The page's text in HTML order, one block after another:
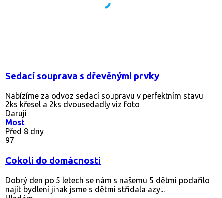
Sedací souprava s dřevěnými prvky
Nabízíme za odvoz sedací soupravu v perfektním stavu
2ks křesel a 2ks dvousedadly viz foto
Daruji
Most
Před 8 dny
97
Cokoli do domácnosti
Dobrý den po 5 letech se nám s našemu 5 dětmi podařilo
najít bydlení jinak jsme s dětmi střídala azy...